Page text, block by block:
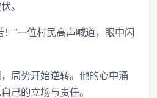
。
”一位村民高声喊道，眼中闪
局势开始逆转。他的心中涌
己的立场与责任。